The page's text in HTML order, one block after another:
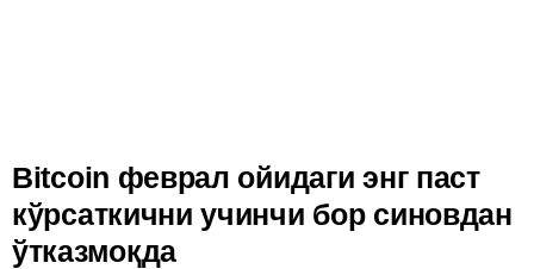
Bitcoin феврал ойидаги энг паст
кўрсаткични учинчи бор синовдан
ўтказмоқда